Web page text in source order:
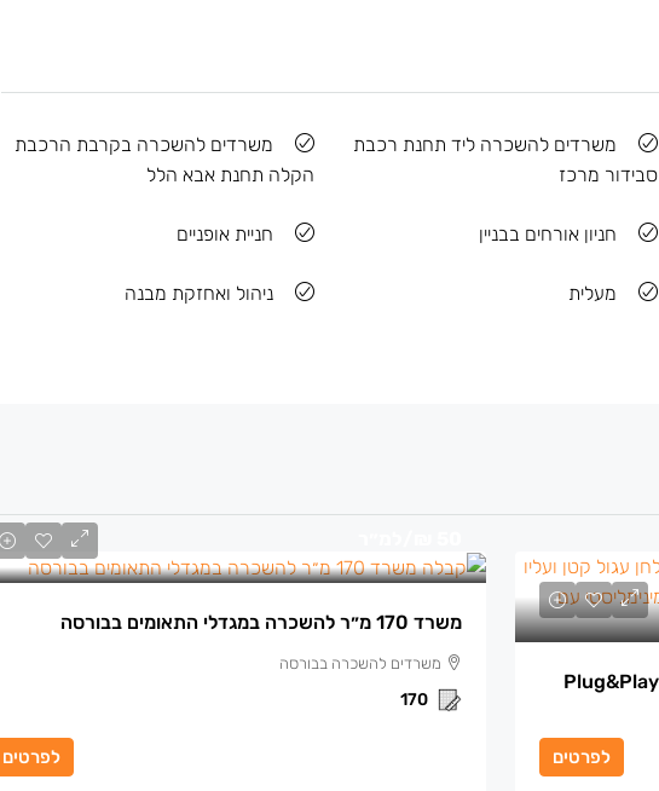
משרדים להשכרה ליד תחנת רכבת
סבידור מרכז
משרדים להשכרה בקרבת הרכבת
הקלה תחנת אבא הלל
חניון אורחים בבניין חניית אופניים
מעלית ניהול ואחזקת מבנה
לפרטים
משרד 170 מ״ר להשכרה במגדלי התאומים בבורסה
משרדים להשכרה בבורסה
170
לפרטים